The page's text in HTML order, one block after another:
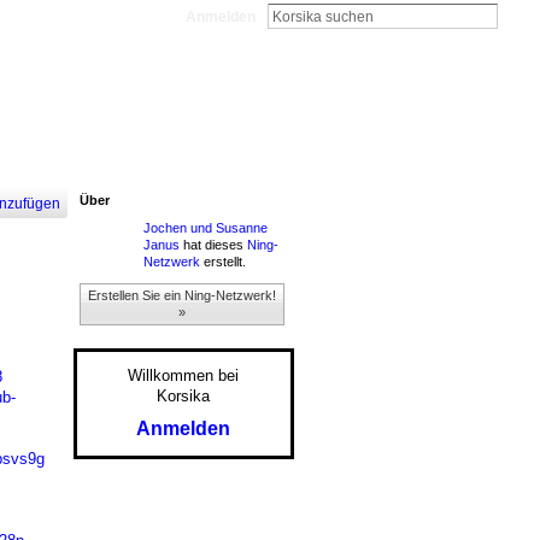
Über
Jochen und Susanne
Janus hat dieses Ning-
Netzwerk erstellt.
Erstellen Sie ein Ning-Netzwerk!
»
Willkommen bei
Korsika
Anmelden